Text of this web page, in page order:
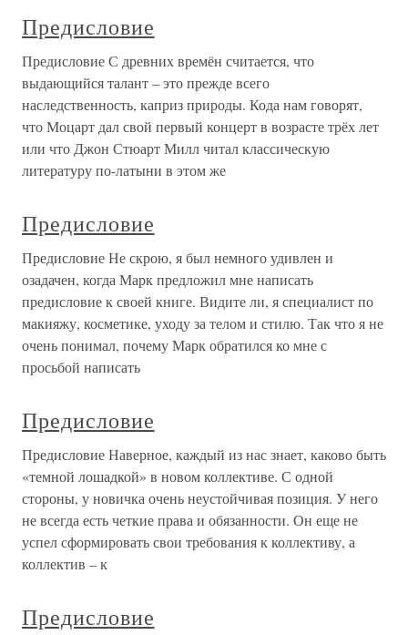
Предисловие
Предисловие С древних времён считается, что
выдающийся талант – это прежде всего
наследственность, каприз природы. Кода нам говорят,
что Моцарт дал свой первый концерт в возрасте трёх лет
или что Джон Стюарт Милл читал классическую
литературу по-латыни в этом же
Предисловие
Предисловие Не скрою, я был немного удивлен и
озадачен, когда Марк предложил мне написать
предисловие к своей книге. Видите ли, я специалист по
макияжу, косметике, уходу за телом и стилю. Так что я не
очень понимал, почему Марк обратился ко мне с
просьбой написать
Предисловие
Предисловие Наверное, каждый из нас знает, каково быть
«темной лошадкой» в новом коллективе. С одной
стороны, у новичка очень неустойчивая позиция. У него
не всегда есть четкие права и обязанности. Он еще не
успел сформировать свои требования к коллективу, а
коллектив – к
Предисловие